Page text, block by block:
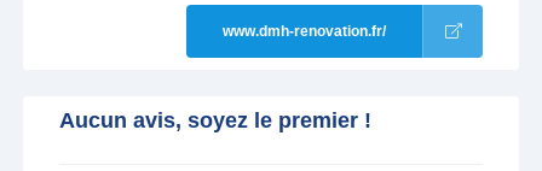
www.dmh-renovation.fr/
Aucun avis, soyez le premier !